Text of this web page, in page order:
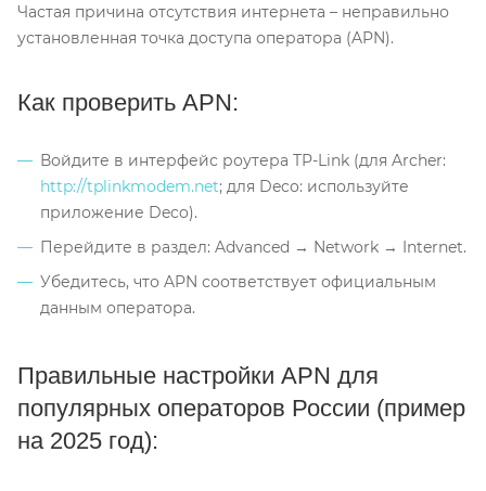
Частая причина отсутствия интернета – неправильно
установленная точка доступа оператора (APN).
Как проверить APN:
Войдите в интерфейс роутера TP-Link (для Archer:
http://tplinkmodem.net; для Deco: используйте
приложение Deco).
Перейдите в раздел: Advanced → Network → Internet.
Убедитесь, что APN соответствует официальным
данным оператора.
Правильные настройки APN для
популярных операторов России (пример
на 2025 год):